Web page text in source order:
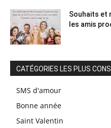
Souhaits et
les amis
CATÉGORIES LES PLUS
SMS d'amour
Bonne année
Saint Valentin